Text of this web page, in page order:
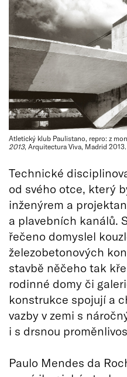
Atletický klub Paulistano, repro: z
2013, Arquitectura Viva, Madrid 2013.
Technické
od svého otce, který
inženýrem a
a plavebních kanálů.
řečeno domyslel
železobetonových
stavbě něčeho tak
rodinné domy či
konstrukce spojují a
vazby v zemi s
i s drsnou
Paulo Mendes da